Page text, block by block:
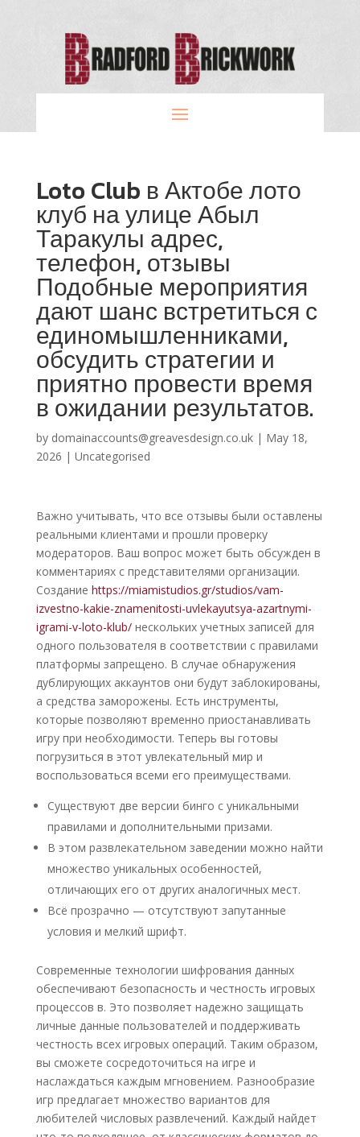
Loto Club в Актобе лото
клуб на улице Абыл
Таракулы адрес,
телефон, отзывы
Подобные мероприятия
дают шанс встретиться с
единомышленниками,
обсудить стратегии и
приятно провести время
в ожидании результатов.
by domainaccounts@greavesdesign.co.uk| May 18,
2026 | Uncategorised
Важно учитывать, что все отзывы были оставлены
реальными клиентами и прошли проверку
модераторов. Ваш вопрос может быть обсужден в
комментариях с представителями организации.
Создание https://miamistudios.gr/studios/vam-
izvestno-kakie-znamenitosti-uvlekayutsya-azartnymi-
igrami-v-loto-klub/нескольких учетных записей для
одного пользователя в соответствии с правилами
платформы запрещено. В случае обнаружения
дублирующих аккаунтов они будут заблокированы,
а средства заморожены. Есть инструменты,
которые позволяют временно приостанавливать
игру при необходимости. Теперь вы готовы
погрузиться в этот увлекательный мир и
воспользоваться всеми его преимуществами.
Существуют две версии бинго с уникальными
правилами и дополнительными призами.
В этом развлекательном заведении можно найти
множество уникальных особенностей,
отличающих его от других аналогичных мест.
Всё прозрачно — отсутствуют запутанные
условия и мелкий шрифт.
Современные технологии шифрования данных
обеспечивают безопасность и честность игровых
процессов в. Это позволяет надежно защищать
личные данные пользователей и поддерживать
честность всех игровых операций. Таким образом,
вы сможете сосредоточиться на игре и
наслаждаться каждым мгновением. Разнообразие
игр предлагает множество вариантов для
любителей числовых развлечений. Каждый найдет